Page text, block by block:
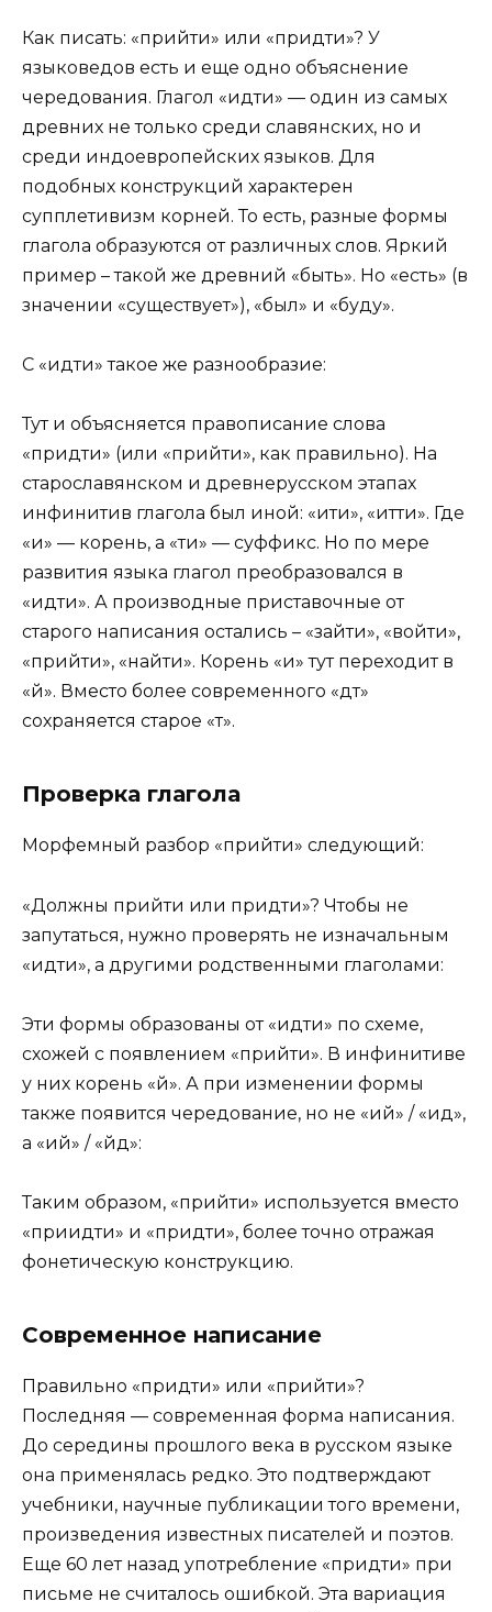
Как писать: «прийти» или «придти»? У
языковедов есть и еще одно объяснение
чередования. Глагол «идти» — один из самых
древних не только среди славянских, но и
среди индоевропейских языков. Для
подобных конструкций характерен
супплетивизм корней. То есть, разные формы
глагола образуются от различных слов. Яркий
пример – такой же древний «быть». Но «есть» (в
значении «существует»), «был» и «буду».
С «идти» такое же разнообразие:
Тут и объясняется правописание слова
«придти» (или «прийти», как правильно). На
старославянском и древнерусском этапах
инфинитив глагола был иной: «ити», «итти». Где
«и» — корень, а «ти» — суффикс. Но по мере
развития языка глагол преобразовался в
«идти». А производные приставочные от
старого написания остались – «зайти», «войти»,
«прийти», «найти». Корень «и» тут переходит в
«й». Вместо более современного «дт»
сохраняется старое «т».
Проверка глагола
Морфемный разбор «прийти» следующий:
«Должны прийти или придти»? Чтобы не
запутаться, нужно проверять не изначальным
«идти», а другими родственными глаголами:
Эти формы образованы от «идти» по схеме,
схожей с появлением «прийти». В инфинитиве
у них корень «й». А при изменении формы
также появится чередование, но не «ий» / «ид»,
а «ий» / «йд»:
Таким образом, «прийти» используется вместо
«приидти» и «придти», более точно отражая
фонетическую конструкцию.
Современное написание
Правильно «придти» или «прийти»?
Последняя — современная форма написания.
До середины прошлого века в русском языке
она применялась редко. Это подтверждают
учебники, научные публикации того времени,
произведения известных писателей и поэтов.
Еще 60 лет назад употребление «придти» при
письме не считалось ошибкой. Эта вариация